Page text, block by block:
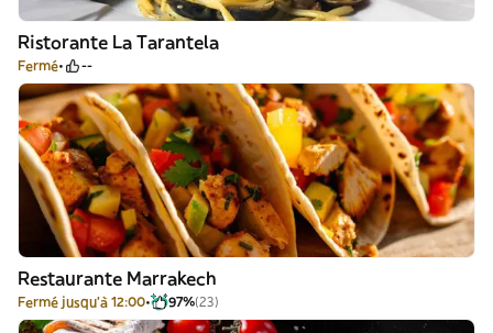
Ristorante La Tarantela
Fermé --
Restaurante Marrakech
Fermé jusqu'à 12:00 97%(23)